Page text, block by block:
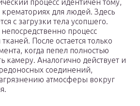
процесс идентичен тому,
крематориях для людей. Здесь
с загрузки тела усопшего.
процесс
После остается только
когда пепел полностью
камеру. Аналогично действует и
соединений,
атмосферы вокруг